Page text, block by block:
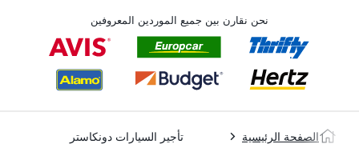
نحن نقارن بين جميع الموردين المعروفين
الصفحة الرئيسية تأجير السيارات دونكاستر